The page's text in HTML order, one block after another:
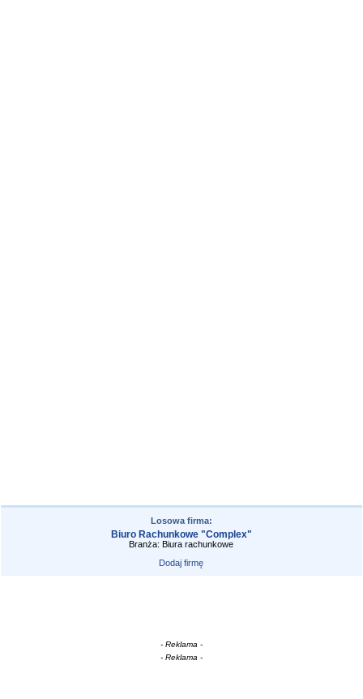
Losowa firma:
Biuro Rachunkowe "Complex"
Branża: Biura rachunkowe
Dodaj firmę
- Reklama -
- Reklama -